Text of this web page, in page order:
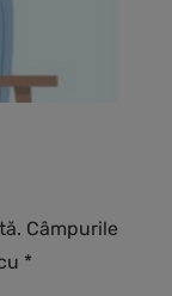
Câmpurile
*